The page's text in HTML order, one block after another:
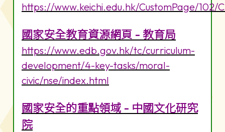
https://www.keichi.edu.hk/CustomPage/102/
國家安全教育資源網頁 - 教育局
https://www.edb.gov.hk/tc/curriculum-
development/4-key-tasks/moral-
civic/nse/index.html
國家安全的重點領域 - 中國文化研究
院